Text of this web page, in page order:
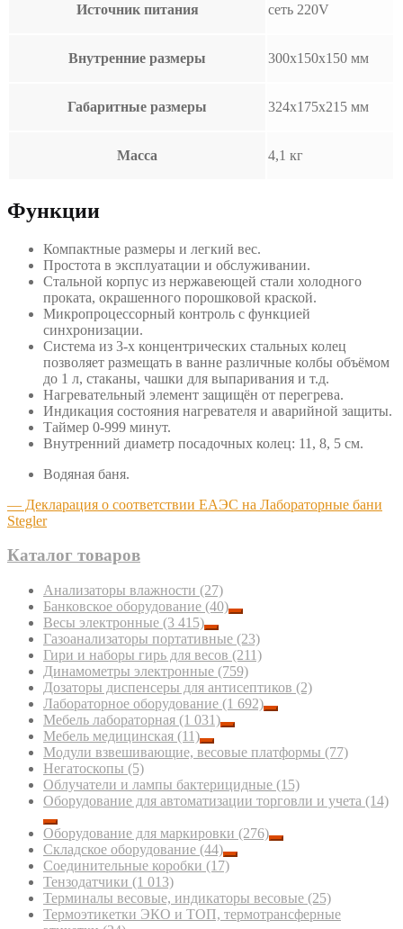
Источник питания сеть 220V
Внутренние размеры 300х150х150 мм
Габаритные размеры 324х175х215 мм
Масса 4,1 кг
Функции
Компактные размеры и легкий вес.
Простота в эксплуатации и обслуживании.
Стальной корпус из нержавеющей стали холодного
проката, окрашенного порошковой краской.
Микропроцессорный контроль с функцией
синхронизации.
Система из 3-х концентрических стальных колец
позволяет размещать в ванне различные колбы объёмом
до 1 л, стаканы, чашки для выпаривания и т.д.
Нагревательный элемент защищён от перегрева.
Индикация состояния нагревателя и аварийной защиты.
Таймер 0-999 минут.
Внутренний диаметр посадочных колец: 11, 8, 5 см.
Водяная баня.
— Декларация о соответствии ЕАЭС на Лабораторные бани
Stegler
Каталог товаров
Анализаторы влажности (27)
Банковское оборудование (40)
Весы электронные (3 415)
Газоанализаторы портативные (23)
Гири и наборы гирь для весов (211)
Динамометры электронные (759)
Дозаторы диспенсеры для антисептиков (2)
Лабораторное оборудование (1 692)
Мебель лабораторная (1 031)
Мебель медицинская (11)
Модули взвешивающие, весовые платформы (77)
Негатоскопы (5)
Облучатели и лампы бактерицидные (15)
Оборудование для автоматизации торговли и учета (14)
Оборудование для маркировки (276)
Складское оборудование (44)
Соединительные коробки (17)
Тензодатчики (1 013)
Терминалы весовые, индикаторы весовые (25)
Термоэтикетки ЭКО и ТОП, термотрансферные